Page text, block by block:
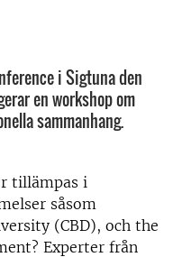
i Sigtuna den
en workshop om
sammanhang.
tillämpas i
såsom
(CBD), och the
Experter från